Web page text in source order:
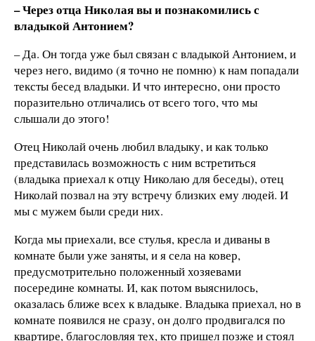
– Через отца Николая вы и познакомились с
владыкой Антонием?
– Да. Он тогда уже был связан с владыкой Антонием, и
через него, видимо (я точно не помню) к нам попадали
тексты бесед владыки. И что интересно, они просто
поразительно отличались от всего того, что мы
слышали до этого!
Отец Николай очень любил владыку, и как только
представилась возможность с ним встретиться
(владыка приехал к отцу Николаю для беседы), отец
Николай позвал на эту встречу близких ему людей. И
мы с мужем были среди них.
Когда мы приехали, все стулья, кресла и диваны в
комнате были уже заняты, и я села на ковер,
предусмотрительно положенный хозяевами
посередине комнаты. И, как потом выяснилось,
оказалась ближе всех к владыке. Владыка приехал, но в
комнате появился не сразу, он долго продвигался по
квартире, благословляя тех, кто пришел позже и стоял